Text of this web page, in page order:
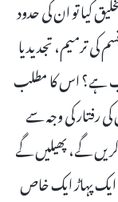
کیا تو ان کی حدود
کی ترمیم، تجدید یا
ہے؟ اس کا مطلب
رفتار کی وجہ سے
گے، پھیلیں گے
ایک پہاڑ ایک خاص